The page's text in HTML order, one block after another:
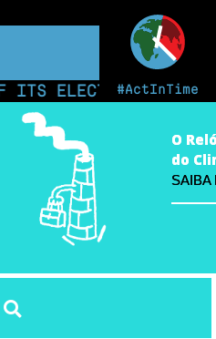
#ActInTime
FROM
O
do
SAIBA
O
do
SAIBA